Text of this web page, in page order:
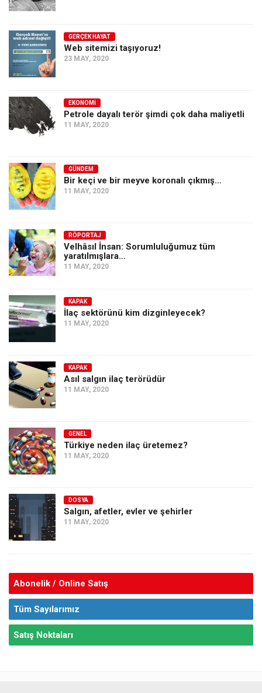
GERÇEK HAYAT
Web sitemizi taşıyoruz!
23 MAY, 2020
EKONOMI
Petrole dayalı terör şimdi çok daha maliyetli
11 MAY, 2020
GÜNDEM
Bir keçi ve bir meyve koronalı çıkmış…
11 MAY, 2020
RÖPORTAJ
Velhâsıl İnsan: Sorumluluğumuz tüm
yaratılmışlara…
11 MAY, 2020
KAPAK
İlaç sektörünü kim dizginleyecek?
11 MAY, 2020
KAPAK
Asıl salgın ilaç terörüdür
11 MAY, 2020
GENEL
Türkiye neden ilaç üretemez?
11 MAY, 2020
DOSYA
Salgın, afetler, evler ve şehirler
11 MAY, 2020
Abonelik / Online Satış
Tüm Sayılarımız
Satış Noktaları